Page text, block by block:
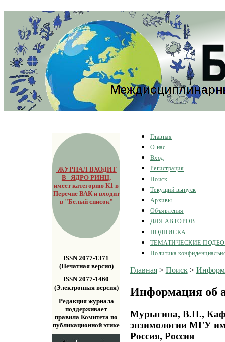
ЖУРНАЛ ВХОДИТ
В ЯДРО РИНЦ,
имеет категорию К1 в
Перечне ВАК и входит
в "Белый список"
ISSN 2077-1371
(Печатная версия)
ISSN 2077-1460
(Электронная версия)
Редакция журнала
поддерживает
правила Комитета по
публикационной этике
Главная
О нас
Вход
Регистрация
Поиск
Текущий выпуск
Архивы
Объявления
ДЛЯ АВТОРОВ
ПОДПИСКА
ТЕМАТИЧЕСКИЕ
Политика
Главная> Поиск>
Информация об
Мурыгина, В.П.,
энзимологии МГУ
Россия, Россия